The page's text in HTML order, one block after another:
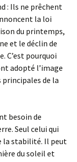
: Ils ne prêchent
la loi
du printemps,
et le déclin de
C’est pourquoi
adopté l’image
principales de la
besoin de
Seul celui qui
la stabilité. Il peut
du soleil et